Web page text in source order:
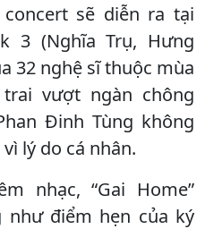
concert sẽ diễn ra tại
3 (Nghĩa Trụ, Hưng
32 nghệ sĩ thuộc mùa
vượt ngàn chông
Đinh Tùng không
lý do cá nhân.
nhạc, “Gai Home”
như điểm hẹn của ký